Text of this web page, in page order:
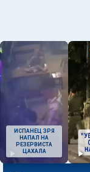
ИСПАНЕЦ ЗРЯ
НАПАЛ НА
РЕЗЕРВИСТА
ЦАХАЛА